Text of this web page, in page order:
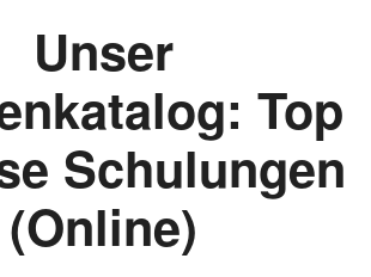
Unser
Top
Schulungen
(Online)